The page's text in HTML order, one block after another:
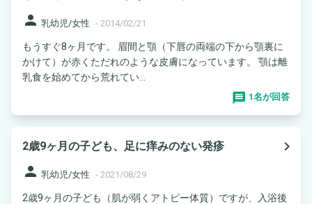
person 乳幼児/女性 - 2014/02/21
もうすぐ8ヶ月です。 眉間と顎（下唇の両端の下から顎裏に
かけて）が赤くただれのような皮膚になっています。 顎は離
乳食を始めてから荒れてい...
1名が回答
2歳9ヶ月の子ども、足に痒みのない発疹
navigate_next
person 乳幼児/女性 - 2021/08/29
2歳9ヶ月の子ども（肌が弱くアトピー体質）ですが、入浴後